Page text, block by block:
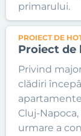
primarului.
PROIECT DE
Proiect de
Privind
clădiri
Cluj-
urmare a